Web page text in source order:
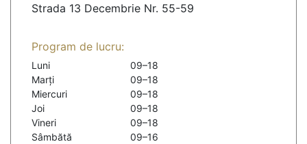
Strada 13 Decembrie Nr. 55-59
Program de lucru:
Luni
09–18
Marți
09–18
Miercuri
09–18
Joi
09–18
Vineri
09–18
Sâmbătă
09–16